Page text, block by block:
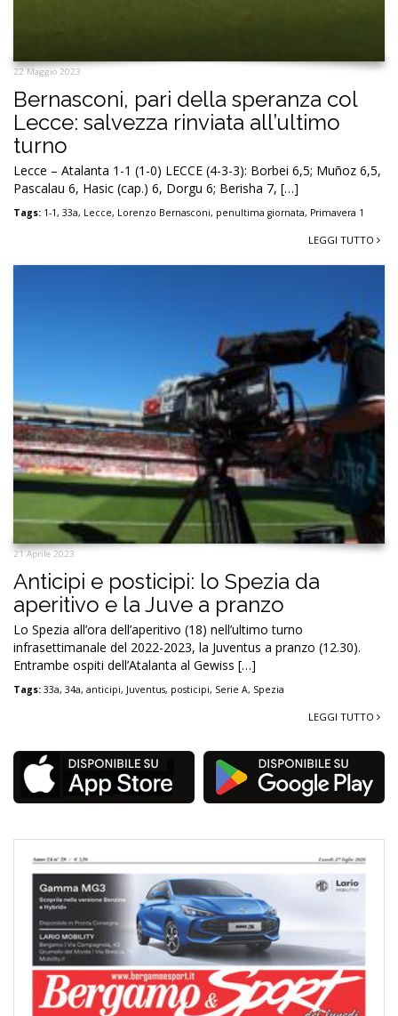
22 Maggio 2023
Bernasconi, pari della speranza col
Lecce: salvezza rinviata all’ultimo
turno
Lecce – Atalanta 1-1 (1-0) LECCE (4-3-3): Borbei 6,5; Muñoz 6,5,
Pascalau 6, Hasic (cap.) 6, Dorgu 6; Berisha 7, […]
Tags: 1-1, 33a, Lecce, Lorenzo Bernasconi, penultima giornata, Primavera 1
LEGGI TUTTO
21 Aprile 2023
Anticipi e posticipi: lo Spezia da
aperitivo e la Juve a pranzo
Lo Spezia all’ora dell’aperitivo (18) nell’ultimo turno
infrasettimanale del 2022-2023, la Juventus a pranzo (12.30).
Entrambe ospiti dell’Atalanta al Gewiss […]
Tags: 33a, 34a, anticipi, Juventus, posticipi, Serie A, Spezia
LEGGI TUTTO